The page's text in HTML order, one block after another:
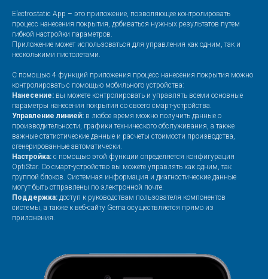
Electrostatic App – это приложение, позволяющее контролировать
процесс нанесения покрытия, добиваться нужных результатов путем
гибкой настройки параметров.
Приложение может использоваться для управления как одним, так и
несколькими пистолетами.
С помощью 4 функций приложения процесс нанесения покрытия можно
контролировать с помощью мобильного устройства:
Нанесение: вы можете контролировать и управлять всеми основные
параметры нанесения покрытия со своего смарт-устройства.
Управление линией: в любое время можно получить данные о
производительности, графики технического обслуживания, а также
важные статистические данные и расчеты стоимости производства,
сгенерированные автоматически.
Настройка: с помощью этой функции определяется конфигурация
OptiStar. Со смарт-устройство вы можете управлять как одним, так
группой блоков. Системная информация и диагностические данные
могут быть отправлены по электронной почте.
Поддержка: доступ к руководствам пользователя компонентов
системы, а также к веб-сайту Gema осуществляется прямо из
приложения.